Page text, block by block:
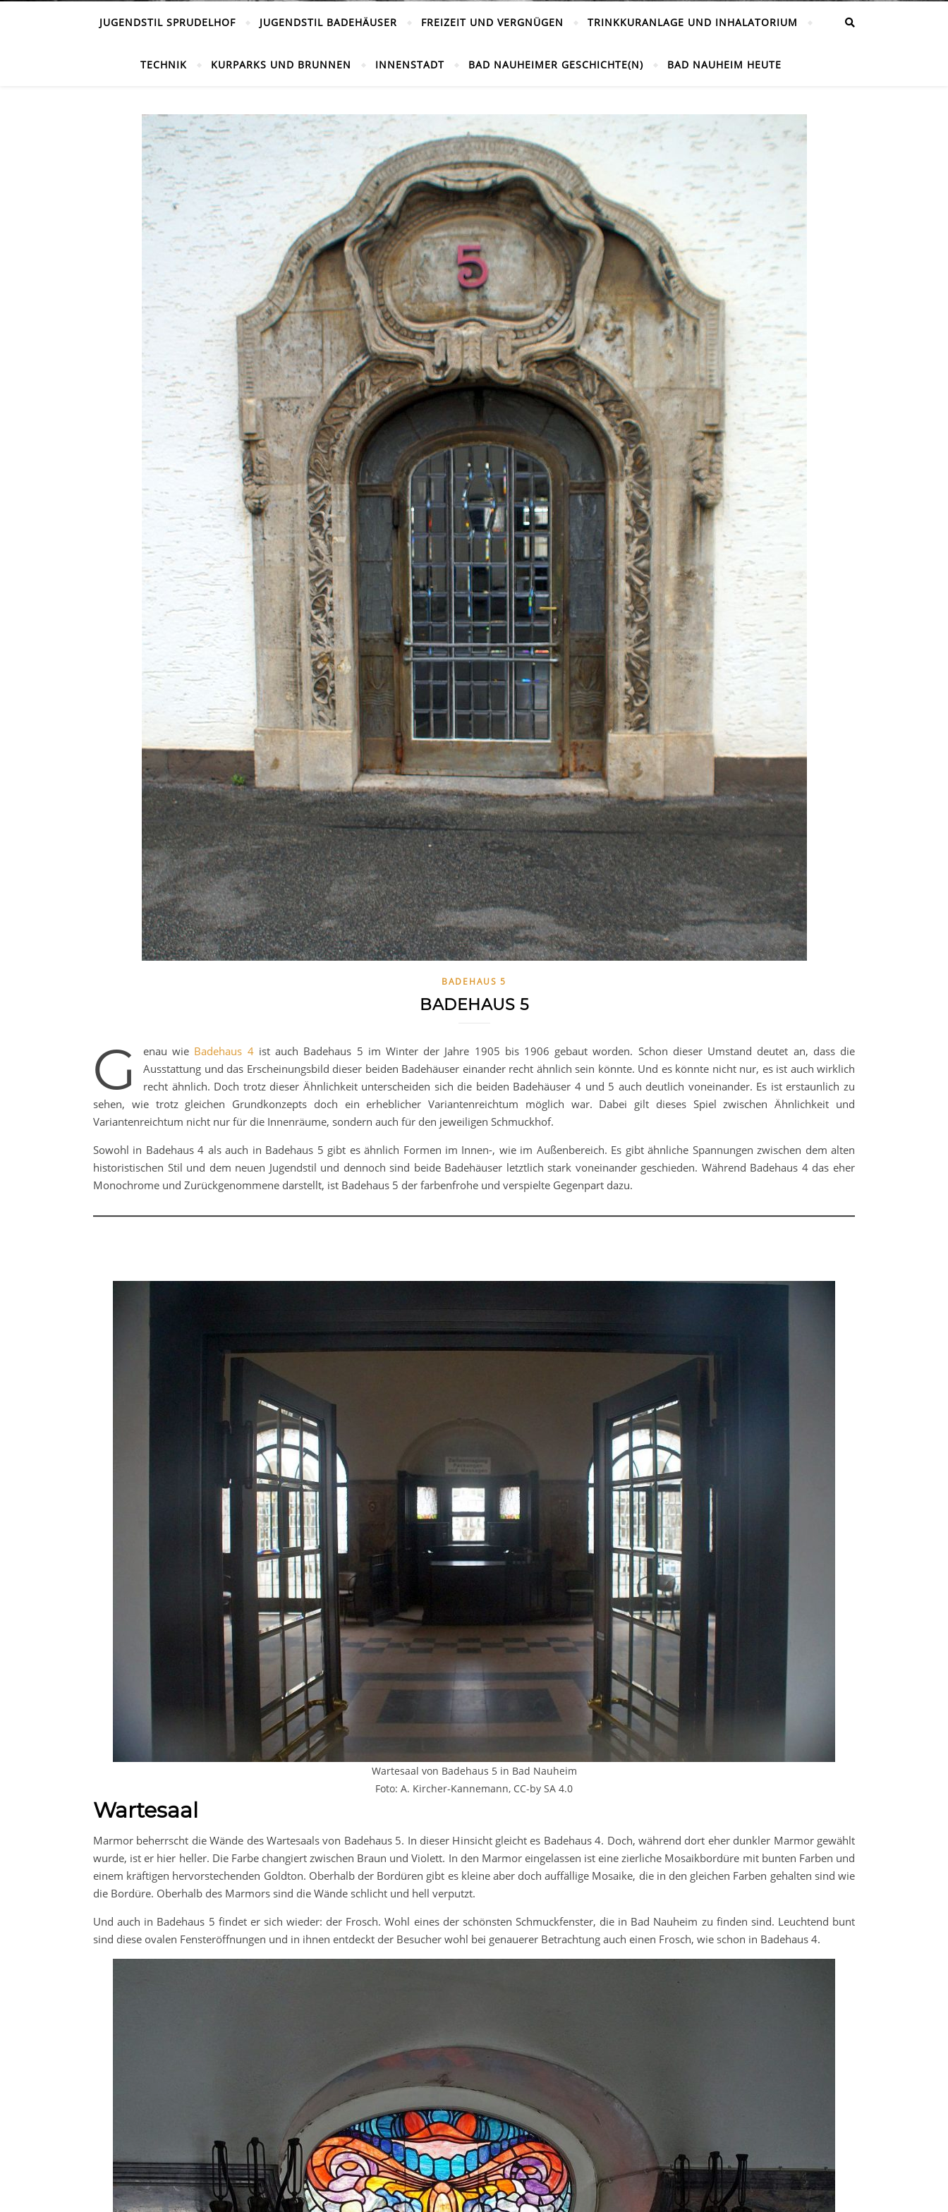
JUGENDSTIL SPRUDELHOF JUGENDSTIL BADEHÄUSER FREIZEIT UND VERGNÜGEN TRINKKURANLAGE UND INHALATORIUM
TECHNIK KURPARKS UND BRUNNEN INNENSTADT BAD NAUHEIMER GESCHICHTE(N) BAD NAUHEIM HEUTE
BADEHAUS 5
BADEHAUS 5
G enau wie Badehaus 4 ist auch Badehaus 5 im Winter der Jahre 1905 bis 1906 gebaut worden. Schon dieser Umstand deutet an, dass die
Ausstattung und das Erscheinungsbild dieser beiden Badehäuser einander recht ähnlich sein könnte. Und es könnte nicht nur, es ist auch wirklich
recht ähnlich. Doch trotz dieser Ähnlichkeit unterscheiden sich die beiden Badehäuser 4 und 5 auch deutlich voneinander. Es ist erstaunlich zu
sehen, wie trotz gleichen Grundkonzepts doch ein erheblicher Variantenreichtum möglich war. Dabei gilt dieses Spiel zwischen Ähnlichkeit und
Variantenreichtum nicht nur für die Innenräume, sondern auch für den jeweiligen Schmuckhof.
Sowohl in Badehaus 4 als auch in Badehaus 5 gibt es ähnlich Formen im Innen-, wie im Außenbereich. Es gibt ähnliche Spannungen zwischen dem alten
historistischen Stil und dem neuen Jugendstil und dennoch sind beide Badehäuser letztlich stark voneinander geschieden. Während Badehaus 4 das eher
Monochrome und Zurückgenommene darstellt, ist Badehaus 5 der farbenfrohe und verspielte Gegenpart dazu.
Wartesaal von Badehaus 5 in Bad Nauheim
Foto: A. Kircher-Kannemann, CC-by SA 4.0
Wartesaal
Marmor beherrscht die Wände des Wartesaals von Badehaus 5. In dieser Hinsicht gleicht es Badehaus 4. Doch, während dort eher dunkler Marmor gewählt
wurde, ist er hier heller. Die Farbe changiert zwischen Braun und Violett. In den Marmor eingelassen ist eine zierliche Mosaikbordüre mit bunten Farben und
einem kräftigen hervorstechenden Goldton. Oberhalb der Bordüren gibt es kleine aber doch auffällige Mosaike, die in den gleichen Farben gehalten sind wie
die Bordüre. Oberhalb des Marmors sind die Wände schlicht und hell verputzt.
Und auch in Badehaus 5 findet er sich wieder: der Frosch. Wohl eines der schönsten Schmuckfenster, die in Bad Nauheim zu finden sind. Leuchtend bunt
sind diese ovalen Fensteröffnungen und in ihnen entdeckt der Besucher wohl bei genauerer Betrachtung auch einen Frosch, wie schon in Badehaus 4.